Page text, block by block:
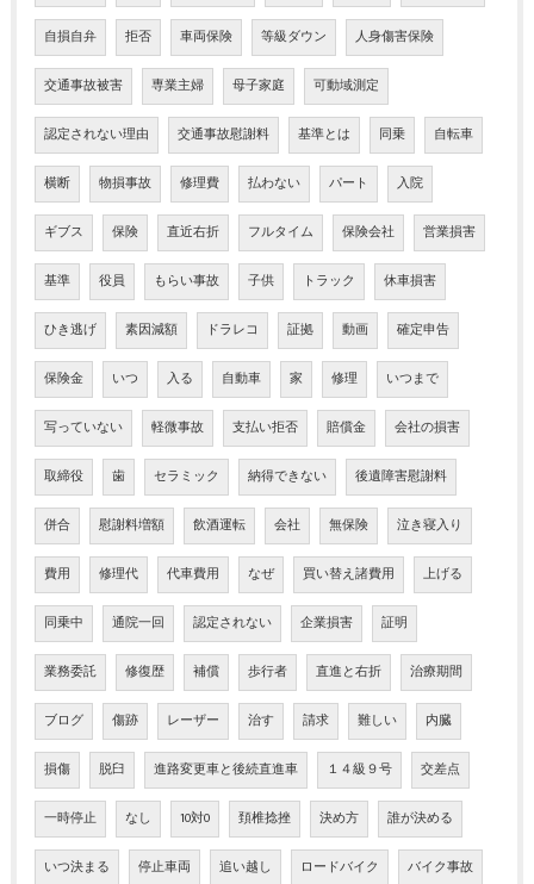
自損自弁 拒否 車両保険 等級ダウン 人身傷害保険
交通事故被害 専業主婦 母子家庭 可動域測定
認定されない理由 交通事故慰謝料 基準とは 同乗 自転車
横断 物損事故 修理費 払わない パート 入院
ギブス 保険 直近右折 フルタイム 保険会社 営業損害
基準 役員 もらい事故 子供 トラック 休車損害
ひき逃げ 素因減額 ドラレコ 証拠 動画 確定申告
保険金 いつ 入る 自動車 家 修理 いつまで
写っていない 軽微事故 支払い拒否 賠償金 会社の損害
取締役 歯 セラミック 納得できない 後遺障害慰謝料
併合 慰謝料増額 飲酒運転 会社 無保険 泣き寝入り
費用 修理代 代車費用 なぜ 買い替え諸費用 上げる
同乗中 通院一回 認定されない 企業損害 証明
業務委託 修復歴 補償 歩行者 直進と右折 治療期間
ブログ 傷跡 レーザー 治す 請求 難しい 内臓
損傷 脱臼 進路変更車と後続直進車 １４級９号 交差点
一時停止 なし 10対0 頚椎捻挫 決め方 誰が決める
いつ決まる 停止車両 追い越し ロードバイク バイク事故